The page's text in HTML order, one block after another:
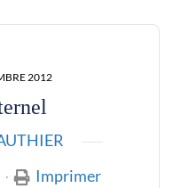
2012
Imprimer